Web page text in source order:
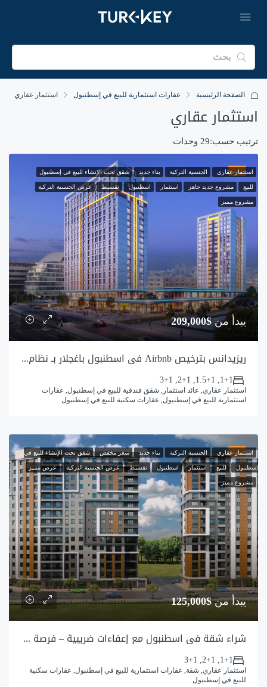
الصفحة الرئيسية عقارات استثمارية للبيع في إسطنبول استثمار عقاري
استثمار عقاري
29 وحداتترتيب حسب:
مميز
استثمار عقاري الجنسية التركية بناء جديد شقق تحت الإنشاء للبيع في إسطنبول
للبيع مشروع جديد جاهز استثمار اسطنبول تقسيط عرض الجنسية التركية
مشروع مميز
يبدأ من$209,000
ريزيدانس بترخيص Airbnb في اسطنبول باغجلار بـ نظام خدمات فندقية
1+1, 1.5+1, 2+1, 3+1
استثمار عقاري, عائد استثمار, شقق فندقية للبيع في إسطنبول, عقارات
استثمارية للبيع في إسطنبول, عقارات سكنية للبيع في إسطنبول
مميز
استثمار عقاري الجنسية التركية بناء جديد سعر مخفض شقق تحت الإنشاء للبيع في
إسطنبول للبيع استثمار اسطنبول تقسيط عرض الجنسية التركية عرض مميز
مشروع مميز
يبدأ من$125,000
شراء شقة في اسطنبول مع إعفاءات ضريبية – فرصة لشراء شقة رخيصة في كوتشوك تشكمجه
1+1, 2+1, 3+1
استثمار عقاري, شقة, عقارات استثمارية للبيع في إسطنبول, عقارات سكنية
للبيع في إسطنبول